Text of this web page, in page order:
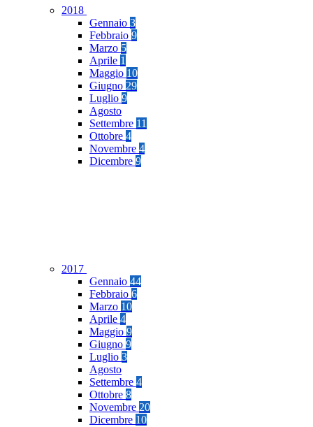
2018
Gennaio 3
Febbraio 9
Marzo 5
Aprile 1
Maggio 10
Giugno 29
Luglio 9
Agosto
Settembre 11
Ottobre 4
Novembre 4
Dicembre 9
2017
Gennaio 44
Febbraio 6
Marzo 10
Aprile 4
Maggio 9
Giugno 9
Luglio 3
Agosto
Settembre 4
Ottobre 8
Novembre 20
Dicembre 10